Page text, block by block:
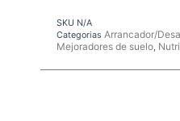
SKU N/A
Categorias Arrancador/
Mejoradores de suelo,